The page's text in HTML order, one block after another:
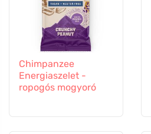
Chimpanzee
Energiaszelet -
ropogós mogyoró